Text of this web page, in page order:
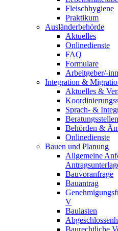
Fleischhygiene
Praktikum
Ausländerbehörde
Aktuelles
Onlinedienste
FAQ
Formulare
Arbeitgeber/-
Integration &
Aktuelles &
Sprach- &
Behörden &
Onlinedienste
Bauen und Planung
Allgemeine
Bauvoranfrage
Bauantrag
V
Baulasten
Baurechtliche